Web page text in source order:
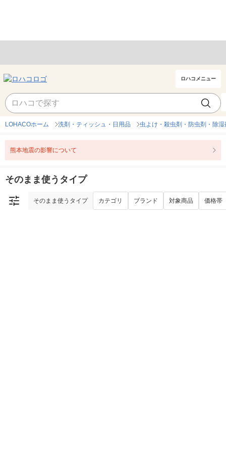
ロハコメニュー
そのまま使うタイプ 価格帯
LOHACOホーム 洗剤・ティッシュ・日用品 虫よけ・殺虫剤・防虫剤・除湿
熊本地震の影響について
そのまま使うタイプ
そのまま使うタイプ カテゴリ ブランド 対象商品 価格帯